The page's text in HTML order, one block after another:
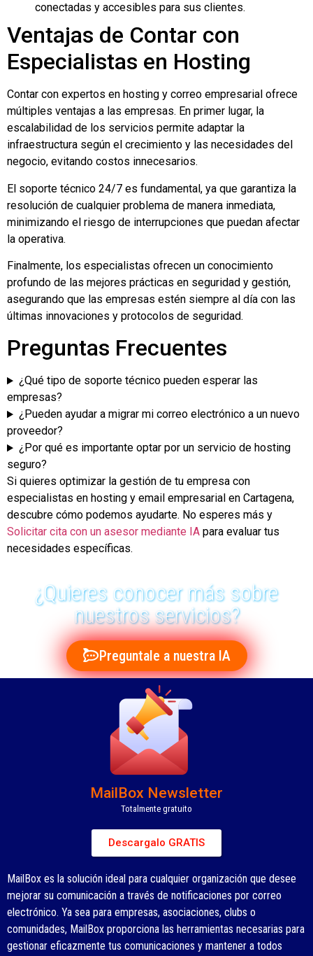
conectadas y accesibles para sus clientes.
Ventajas de Contar con
Especialistas en Hosting
Contar con expertos en hosting y correo empresarial ofrece
múltiples ventajas a las empresas. En primer lugar, la
escalabilidad de los servicios permite adaptar la
infraestructura según el crecimiento y las necesidades del
negocio, evitando costos innecesarios.
El soporte técnico 24/7 es fundamental, ya que garantiza la
resolución de cualquier problema de manera inmediata,
minimizando el riesgo de interrupciones que puedan afectar
la operativa.
Finalmente, los especialistas ofrecen un conocimiento
profundo de las mejores prácticas en seguridad y gestión,
asegurando que las empresas estén siempre al día con las
últimas innovaciones y protocolos de seguridad.
Preguntas Frecuentes
¿Qué tipo de soporte técnico pueden esperar las
empresas?
¿Pueden ayudar a migrar mi correo electrónico a un nuevo
proveedor?
¿Por qué es importante optar por un servicio de hosting
seguro?
Si quieres optimizar la gestión de tu empresa con
especialistas en hosting y email empresarial en Cartagena,
descubre cómo podemos ayudarte. No esperes más y
Solicitar cita con un asesor mediante IA para evaluar tus
necesidades específicas.
¿Quieres conocer más sobre
nuestros servicios?
Preguntale a nuestra IA
MailBox Newsletter
Totalmente gratuito
Descargalo GRATIS
MailBox es la solución ideal para cualquier organización que desee
mejorar su comunicación a través de notificaciones por correo
electrónico. Ya sea para empresas, asociaciones, clubs o
comunidades, MailBox proporciona las herramientas necesarias para
gestionar eficazmente tus comunicaciones y mantener a todos